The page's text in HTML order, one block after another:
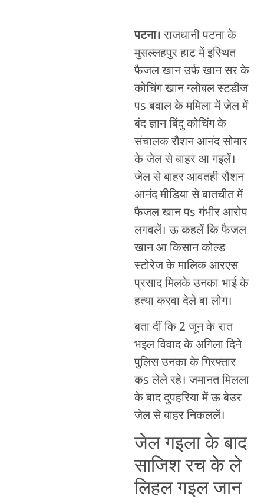
पटना।राजधानी पटना के
मुसल्लहपुर हाट में इस्थित
फैजल खान उर्फ खान सर के
कोचिंग खान ग्लोबल स्टडीज
पs बवाल के ममिला में जेल में
बंद ज्ञान बिंदु कोचिंग के
संचालक रौशन आनंद सोमार
के जेल से बाहर आ गइलें।
जेल से बाहर आवतही रौशन
आनंद मीडिया से बातचीत में
फैजल खान पs गंभीर आरोप
लगवलें। ऊ कहलें कि फैजल
खान आ किसान कोल्ड
स्टोरेज के मालिक आरएस
प्रसाद मिलके उनका भाई के
हत्या करवा देले बा लोग।
बता दीं कि 2 जून के रात
भइल विवाद के अगिला दिने
पुलिस उनका के गिरफ्तार
कs लेले रहे। जमानत मिलला
के बाद दुपहरिया में ऊ बेउर
जेल से बाहर निकललें।
जेल गइला के बाद
साजिश रच के ले
लिहल गइल जान